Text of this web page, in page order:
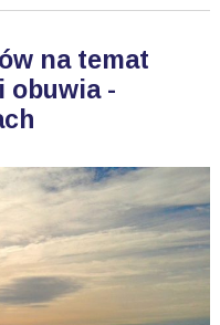
na temat
obuwia -